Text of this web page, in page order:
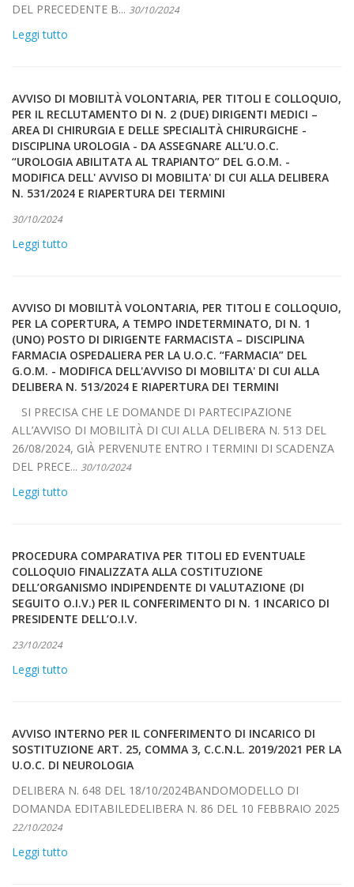
DEL PRECEDENTE B... 30/10/2024
Leggi tutto
AVVISO DI MOBILITÀ VOLONTARIA, PER TITOLI E COLLOQUIO,
PER IL RECLUTAMENTO DI N. 2 (DUE) DIRIGENTI MEDICI –
AREA DI CHIRURGIA E DELLE SPECIALITÀ CHIRURGICHE -
DISCIPLINA UROLOGIA - DA ASSEGNARE ALL’U.O.C.
“UROLOGIA ABILITATA AL TRAPIANTO” DEL G.O.M. -
MODIFICA DELL' AVVISO DI MOBILITA' DI CUI ALLA DELIBERA
N. 531/2024 E RIAPERTURA DEI TERMINI
30/10/2024
Leggi tutto
AVVISO DI MOBILITÀ VOLONTARIA, PER TITOLI E COLLOQUIO,
PER LA COPERTURA, A TEMPO INDETERMINATO, DI N. 1
(UNO) POSTO DI DIRIGENTE FARMACISTA – DISCIPLINA
FARMACIA OSPEDALIERA PER LA U.O.C. “FARMACIA” DEL
G.O.M. - MODIFICA DELL'AVVISO DI MOBILITA' DI CUI ALLA
DELIBERA N. 513/2024 E RIAPERTURA DEI TERMINI
SI PRECISA CHE LE DOMANDE DI PARTECIPAZIONE
ALL’AVVISO DI MOBILITÀ DI CUI ALLA DELIBERA N. 513 DEL
26/08/2024, GIÀ PERVENUTE ENTRO I TERMINI DI SCADENZA
DEL PRECE... 30/10/2024
Leggi tutto
PROCEDURA COMPARATIVA PER TITOLI ED EVENTUALE
COLLOQUIO FINALIZZATA ALLA COSTITUZIONE
DELL’ORGANISMO INDIPENDENTE DI VALUTAZIONE (DI
SEGUITO O.I.V.) PER IL CONFERIMENTO DI N. 1 INCARICO DI
PRESIDENTE DELL’O.I.V.
23/10/2024
Leggi tutto
AVVISO INTERNO PER IL CONFERIMENTO DI INCARICO DI
SOSTITUZIONE ART. 25, COMMA 3, C.C.N.L. 2019/2021 PER LA
U.O.C. DI NEUROLOGIA
DELIBERA N. 648 DEL 18/10/2024BANDOMODELLO DI
DOMANDA EDITABILEDELIBERA N. 86 DEL 10 FEBBRAIO 2025
22/10/2024
Leggi tutto